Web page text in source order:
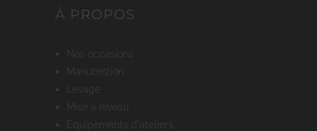
À PROPOS
nos occasions
manutention
mise à niveau
equipements d'ateliers